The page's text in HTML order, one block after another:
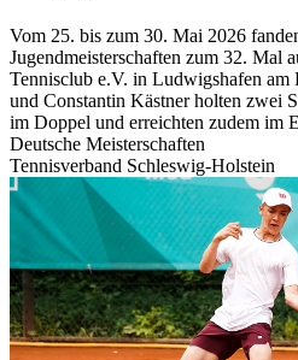
Vom 25. bis zum 30. Mai 2026
Jugendmeisterschaften zum 32. Mal
Tennisclub e.V. in Ludwigshafen
und Constantin Kästner holten zwei
im Doppel und erreichten zudem im
Deutsche Meisterschaften
Tennisverband Schleswig-Holstein